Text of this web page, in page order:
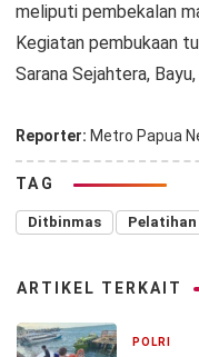
meliputi pembekalan
Kegiatan pembukaan
Sarana Sejahtera,
Reporter: Metro Papua
TAG
Ditbinmas Pelatihan
ARTIKEL TERKAIT
POLRI